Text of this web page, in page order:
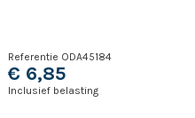
Referentie ODA45184
€ 6,85
Inclusief belasting